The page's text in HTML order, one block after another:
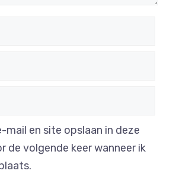
mail en site opslaan in deze
de volgende keer wanneer ik